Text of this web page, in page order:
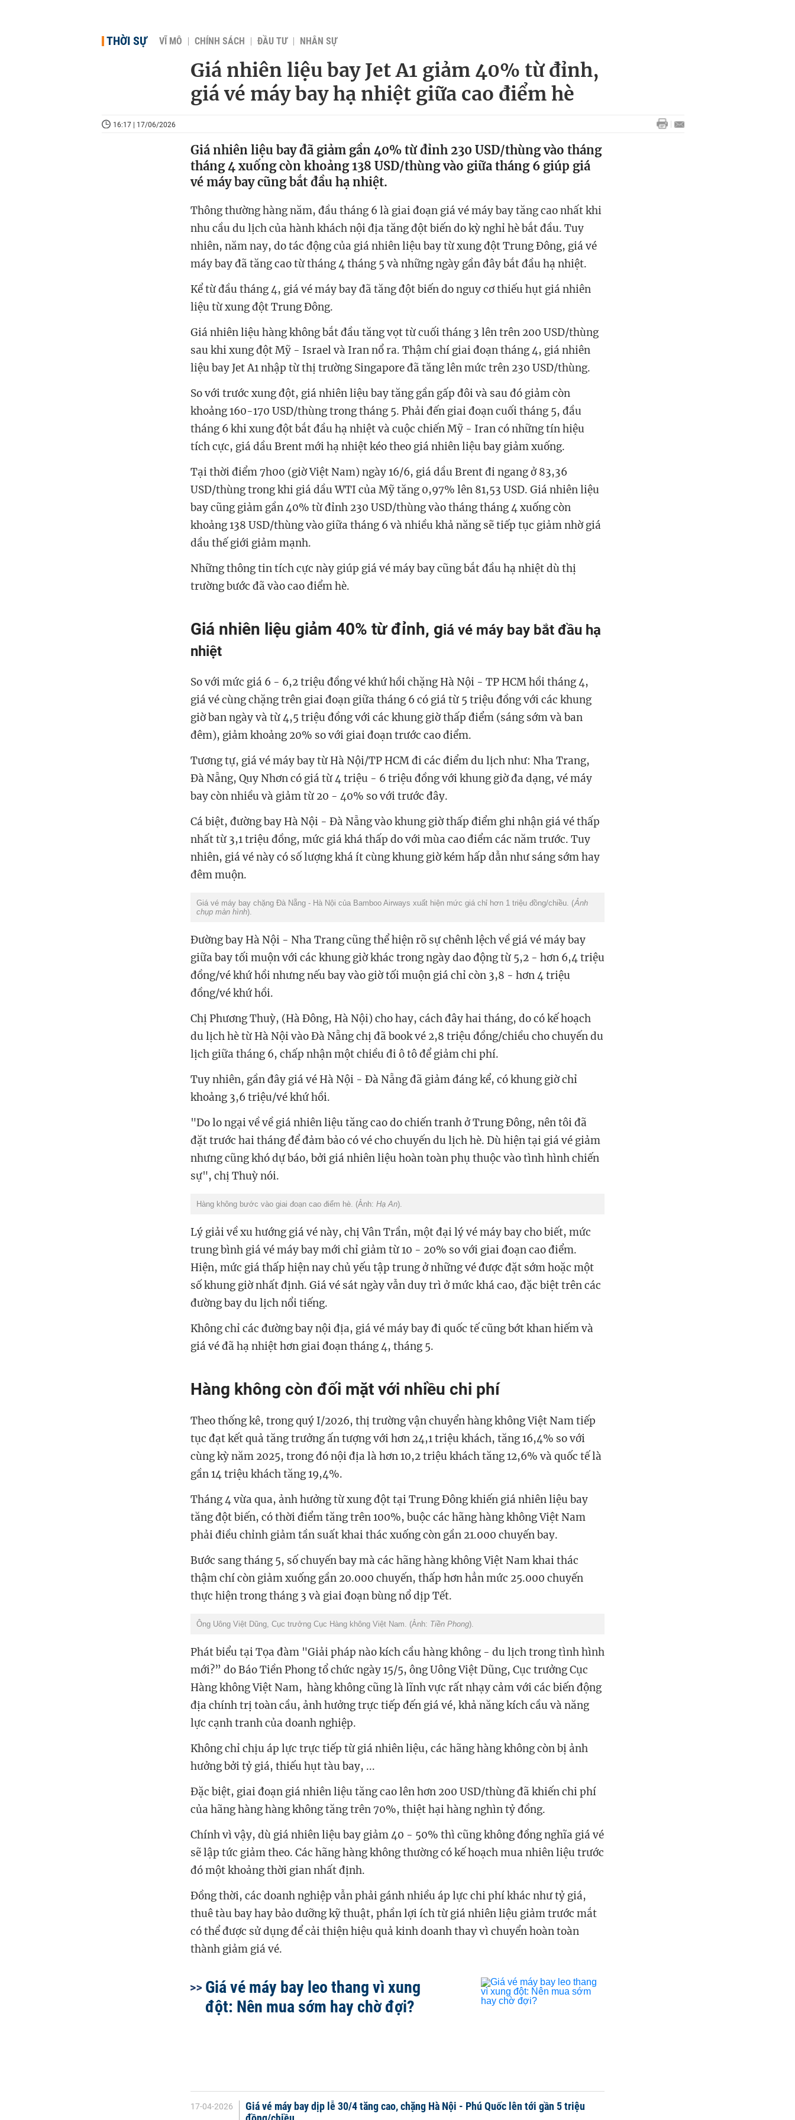
THỜI SỰ VĨ MÔ CHÍNH SÁCH ĐẦU TƯ NHÂN SỰ
Giá nhiên liệu bay Jet A1 giảm 40% từ đỉnh,
giá vé máy bay hạ nhiệt giữa cao điểm hè
16:17 | 17/06/2026
Giá nhiên liệu bay đã giảm gần 40% từ đỉnh 230 USD/thùng vào tháng
tháng 4 xuống còn khoảng 138 USD/thùng vào giữa tháng 6 giúp giá
vé máy bay cũng bắt đầu hạ nhiệt.
Thông thường hàng năm, đầu tháng 6 là giai đoạn giá vé máy bay tăng cao nhất khi
nhu cầu du lịch của hành khách nội địa tăng đột biến do kỳ nghỉ hè bắt đầu. Tuy
nhiên, năm nay, do tác động của giá nhiên liệu bay từ xung đột Trung Đông, giá vé
máy bay đã tăng cao từ tháng 4 tháng 5 và những ngày gần đây bắt đầu hạ nhiệt.
Kể từ đầu tháng 4, giá vé máy bay đã tăng đột biến do nguy cơ thiếu hụt giá nhiên
liệu từ xung đột Trung Đông.
Giá nhiên liệu hàng không bắt đầu tăng vọt từ cuối tháng 3 lên trên 200 USD/thùng
sau khi xung đột Mỹ - Israel và Iran nổ ra. Thậm chí giai đoạn tháng 4, giá nhiên
liệu bay Jet A1 nhập từ thị trường Singapore đã tăng lên mức trên 230 USD/thùng.
So với trước xung đột, giá nhiên liệu bay tăng gần gấp đôi và sau đó giảm còn
khoảng 160-170 USD/thùng trong tháng 5. Phải đến giai đoạn cuối tháng 5, đầu
tháng 6 khi xung đột bắt đầu hạ nhiệt và cuộc chiến Mỹ - Iran có những tín hiệu
tích cực, giá dầu Brent mới hạ nhiệt kéo theo giá nhiên liệu bay giảm xuống.
Tại thời điểm 7h00 (giờ Việt Nam) ngày 16/6, giá dầu Brent đi ngang ở 83,36
USD/thùng trong khi giá dầu WTI của Mỹ tăng 0,97% lên 81,53 USD. Giá nhiên liệu
bay cũng giảm gần 40% từ đỉnh 230 USD/thùng vào tháng tháng 4 xuống còn
khoảng 138 USD/thùng vào giữa tháng 6 và nhiều khả năng sẽ tiếp tục giảm nhờ giá
dầu thế giới giảm mạnh.
Những thông tin tích cực này giúp giá vé máy bay cũng bắt đầu hạ nhiệt dù thị
trường bước đã vào cao điểm hè.
Giá nhiên liệu giảm 40% từ đỉnh, giá vé máy bay bắt đầu hạ
nhiệt
So với mức giá 6 - 6,2 triệu đồng vé khứ hồi chặng Hà Nội - TP HCM hồi tháng 4,
giá vé cùng chặng trên giai đoạn giữa tháng 6 có giá từ 5 triệu đồng với các khung
giờ ban ngày và từ 4,5 triệu đồng với các khung giờ thấp điểm (sáng sớm và ban
đêm), giảm khoảng 20% so với giai đoạn trước cao điểm.
Tương tự, giá vé máy bay từ Hà Nội/TP HCM đi các điểm du lịch như: Nha Trang,
Đà Nẵng, Quy Nhơn có giá từ 4 triệu - 6 triệu đồng với khung giờ đa dạng, vé máy
bay còn nhiều và giảm từ 20 - 40% so với trước đây.
Cá biệt, đường bay Hà Nội - Đà Nẵng vào khung giờ thấp điểm ghi nhận giá vé thấp
nhất từ 3,1 triệu đồng, mức giá khá thấp do với mùa cao điểm các năm trước. Tuy
nhiên, giá vé này có số lượng khá ít cùng khung giờ kém hấp dẫn như sáng sớm hay
đêm muộn.
Giá vé máy bay chặng Đà Nẵng - Hà Nội của Bamboo Airways xuất hiện mức giá chỉ hơn 1 triệu đồng/chiều. (Ảnh
chụp màn hình).
Đường bay Hà Nội - Nha Trang cũng thể hiện rõ sự chênh lệch về giá vé máy bay
giữa bay tối muộn với các khung giờ khác trong ngày dao động từ 5,2 - hơn 6,4 triệu
đồng/vé khứ hồi nhưng nếu bay vào giờ tối muộn giá chỉ còn 3,8 - hơn 4 triệu
đồng/vé khứ hồi.
Chị Phương Thuỳ, (Hà Đông, Hà Nội) cho hay, cách đây hai tháng, do có kế hoạch
du lịch hè từ Hà Nội vào Đà Nẵng chị đã book vé 2,8 triệu đồng/chiều cho chuyến du
lịch giữa tháng 6, chấp nhận một chiều đi ô tô để giảm chi phí.
Tuy nhiên, gần đây giá vé Hà Nội - Đà Nẵng đã giảm đáng kể, có khung giờ chỉ
khoảng 3,6 triệu/vé khứ hồi.
"Do lo ngại về về giá nhiên liệu tăng cao do chiến tranh ở Trung Đông, nên tôi đã
đặt trước hai tháng để đảm bảo có vé cho chuyến du lịch hè. Dù hiện tại giá vé giảm
nhưng cũng khó dự báo, bởi giá nhiên liệu hoàn toàn phụ thuộc vào tình hình chiến
sự", chị Thuỳ nói.
Hàng không bước vào giai đoạn cao điểm hè. (Ảnh: Hạ An).
Lý giải về xu hướng giá vé này, chị Vân Trần, một đại lý vé máy bay cho biết, mức
trung bình giá vé máy bay mới chỉ giảm từ 10 - 20% so với giai đoạn cao điểm.
Hiện, mức giá thấp hiện nay chủ yếu tập trung ở những vé được đặt sớm hoặc một
số khung giờ nhất định. Giá vé sát ngày vẫn duy trì ở mức khá cao, đặc biệt trên các
đường bay du lịch nổi tiếng.
Không chỉ các đường bay nội địa, giá vé máy bay đi quốc tế cũng bớt khan hiếm và
giá vé đã hạ nhiệt hơn giai đoạn tháng 4, tháng 5.
Hàng không còn đối mặt với nhiều chi phí
Theo thống kê, trong quý I/2026, thị trường vận chuyển hàng không Việt Nam tiếp
tục đạt kết quả tăng trưởng ấn tượng với hơn 24,1 triệu khách, tăng 16,4% so với
cùng kỳ năm 2025, trong đó nội địa là hơn 10,2 triệu khách tăng 12,6% và quốc tế là
gần 14 triệu khách tăng 19,4%.
Tháng 4 vừa qua, ảnh hưởng từ xung đột tại Trung Đông khiến giá nhiên liệu bay
tăng đột biến, có thời điểm tăng trên 100%, buộc các hãng hàng không Việt Nam
phải điều chỉnh giảm tần suất khai thác xuống còn gần 21.000 chuyến bay.
Bước sang tháng 5, số chuyến bay mà các hãng hàng không Việt Nam khai thác
thậm chí còn giảm xuống gần 20.000 chuyến, thấp hơn hẳn mức 25.000 chuyến
thực hiện trong tháng 3 và giai đoạn bùng nổ dịp Tết.
Ông Uông Việt Dũng, Cục trưởng Cục Hàng không Việt Nam. (Ảnh: Tiền Phong).
Phát biểu tại Tọa đàm "Giải pháp nào kích cầu hàng không - du lịch trong tình hình
mới?” do Báo Tiền Phong tổ chức ngày 15/5, ông Uông Việt Dũng, Cục trưởng Cục
Hàng không Việt Nam, hàng không cũng là lĩnh vực rất nhạy cảm với các biến động
địa chính trị toàn cầu, ảnh hưởng trực tiếp đến giá vé, khả năng kích cầu và năng
lực cạnh tranh của doanh nghiệp.
Không chỉ chịu áp lực trực tiếp từ giá nhiên liệu, các hãng hàng không còn bị ảnh
hưởng bởi tỷ giá, thiếu hụt tàu bay, ...
Đặc biệt, giai đoạn giá nhiên liệu tăng cao lên hơn 200 USD/thùng đã khiến chi phí
của hãng hàng hàng không tăng trên 70%, thiệt hại hàng nghìn tỷ đồng.
Chính vì vậy, dù giá nhiên liệu bay giảm 40 - 50% thì cũng không đồng nghĩa giá vé
sẽ lập tức giảm theo. Các hãng hàng không thường có kế hoạch mua nhiên liệu trước
đó một khoảng thời gian nhất định.
Đồng thời, các doanh nghiệp vẫn phải gánh nhiều áp lực chi phí khác như tỷ giá,
thuê tàu bay hay bảo dưỡng kỹ thuật, phần lợi ích từ giá nhiên liệu giảm trước mắt
có thể được sử dụng để cải thiện hiệu quả kinh doanh thay vì chuyển hoàn toàn
thành giảm giá vé.
Giá vé máy bay leo thang vì xung
đột: Nên mua sớm hay chờ đợi?
17-04-2026
Giá vé máy bay dịp lễ 30/4 tăng cao, chặng Hà Nội - Phú Quốc lên tới gần 5 triệu